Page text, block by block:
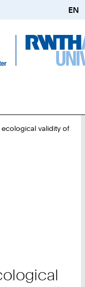
EN
validity of